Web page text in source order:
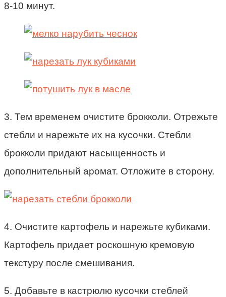
8-10 минут.
3. Тем временем очистите брокколи. Отрежьте
стебли и нарежьте их на кусочки. Стебли
брокколи придают насыщенность и
дополнительный аромат. Отложите в сторону.
4. Очистите картофель и нарежьте кубиками.
Картофель придает роскошную кремовую
текстуру после смешивания.
5. Добавьте в кастрюлю кусочки стеблей